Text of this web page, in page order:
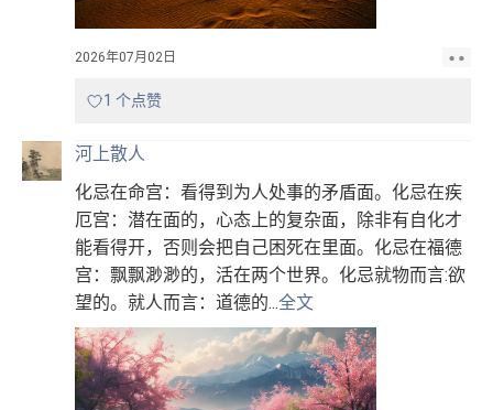
2026年07月02日
1 个点赞
河上散人
化忌在命宫：看得到为人处事的矛盾面。化忌在疾
厄宫：潜在面的，心态上的复杂面，除非有自化才
能看得开，否则会把自己困死在里面。化忌在福德
宫：飘飘渺渺的，活在两个世界。化忌就物而言:欲
望的。就人而言：道德的...全文